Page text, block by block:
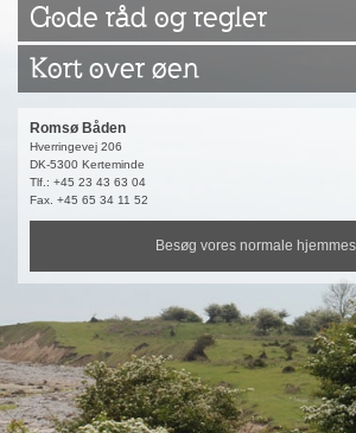
Gode råd og regler
Kort over øen
Romsø Båden
Hverringevej 206
DK-5300 Kerteminde
Tlf.: +45 23 43 63 04
Fax. +45 65 34 11 52
Besøg vores normale